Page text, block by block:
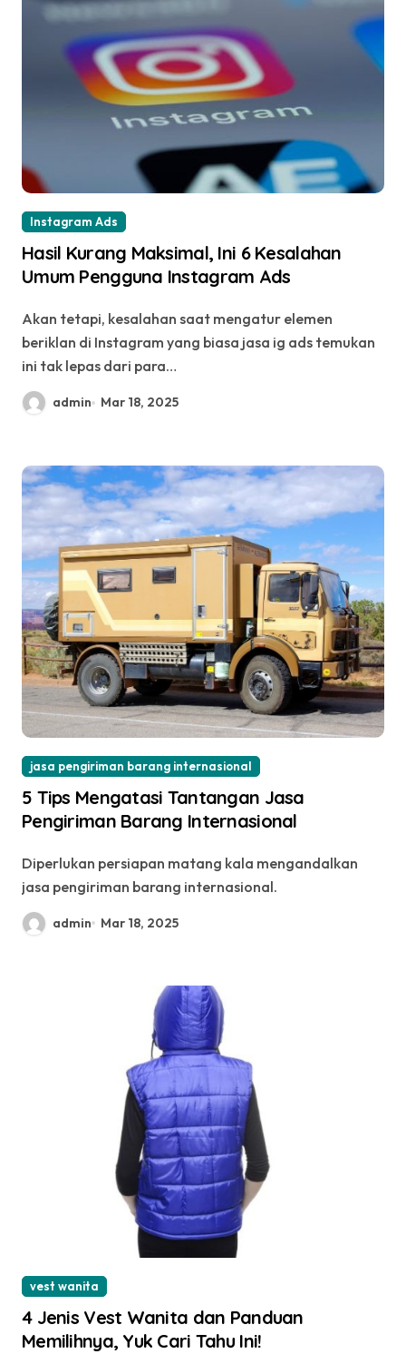
Instagram Ads
Hasil Kurang Maksimal, Ini 6 Kesalahan
Umum Pengguna Instagram Ads
Akan tetapi, kesalahan saat mengatur elemen
beriklan di Instagram yang biasa jasa ig ads temukan
ini tak lepas dari para…
admin Mar 18, 2025
jasa pengiriman barang internasional
5 Tips Mengatasi Tantangan Jasa
Pengiriman Barang Internasional
Diperlukan persiapan matang kala mengandalkan
jasa pengiriman barang internasional.
admin Mar 18, 2025
vest wanita
4 Jenis Vest Wanita dan Panduan
Memilihnya, Yuk Cari Tahu Ini!